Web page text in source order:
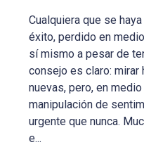
Cualquiera que se
éxito, perdido en
sí mismo a pesar de
consejo es claro: mirar
nuevas, pero, en
manipulación de
urgente que nunca.
e...